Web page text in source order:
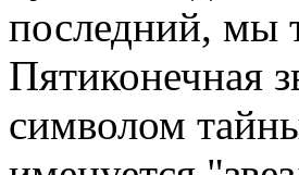
последний, мы
Пятиконечная
символом